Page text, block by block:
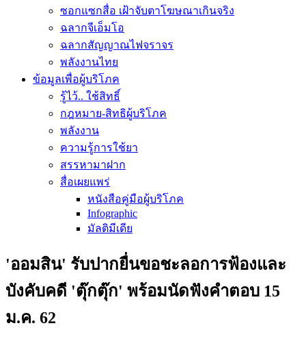
ซอกแซกสื่อ เฝ้าจับตาโฆษณาเกินจริง
ฉลากจีเอ็มโอ
ฉลากสัญญาณไฟจราจร
พลังงานไทย
ข้อมูลเพื่อผู้บริโภค
รู้ไว้.. ใช้สิทธิ์
กฎหมาย-สิทธิผู้บริโภค
พลังงาน
ความรู้การใช้ยา
สรรหามาฝาก
สื่อเผยแพร่
หนังสือคู่มือผู้บริโภค
Infographic
มัลติมีเดีย
'ออมสิน' รับปากยื่นขอชะลอการฟ้องและ
บังคับคดี 'ตุ๊กตุ๊ก' พร้อมนัดฟังคำตอบ 15
ม.ค. 62